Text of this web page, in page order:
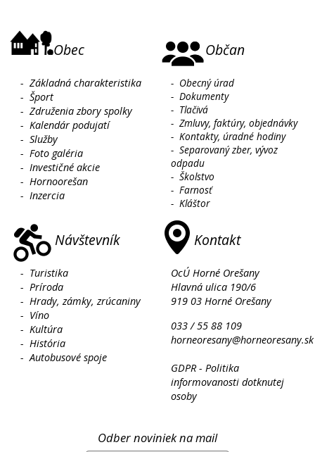
Obec
-Základná charakteristika
-Šport
-Združenia zbory spolky
-Kalendár podujatí
-Služby
-Foto galéria
-Investičné akcie
-Hornoorešan
-Inzercia
Občan
- Obecný úrad
-Dokumenty
- Tlačivá
-Zmluvy, faktúry, objednávky
-Kontakty, úradné hodiny
-Separovaný zber, vývoz
odpadu
-Školstvo
-Farnosť
-Kláštor
Návštevník
- Turistika
-Príroda
-Hrady, zámky, zrúcaniny
- Víno
-Kultúra
-História
-Autobusové spoje
Kontakt
OcÚ Horné Orešany
Hlavná ulica 190/6
919 03 Horné Orešany
033 / 55 88 109
horneoresany@horneoresany.sk
GDPR - Politika
informovanosti dotknutej
osoby
Odber noviniek na mail